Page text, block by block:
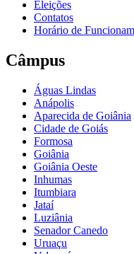
Eleições
Contatos
Horário de
Câmpus
Águas Lindas
Anápolis
Aparecida de Goiânia
Cidade de Goiás
Formosa
Goiânia
Goiânia Oeste
Inhumas
Itumbiara
Jataí
Luziânia
Senador Canedo
Uruaçu